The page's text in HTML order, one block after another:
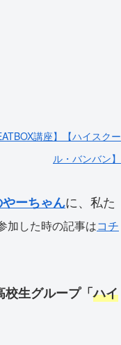
講座】【ハイスクー
ル・バンバン】
やーちゃんに、私た
加した時の記事はコチ
校生グループ「ハイ